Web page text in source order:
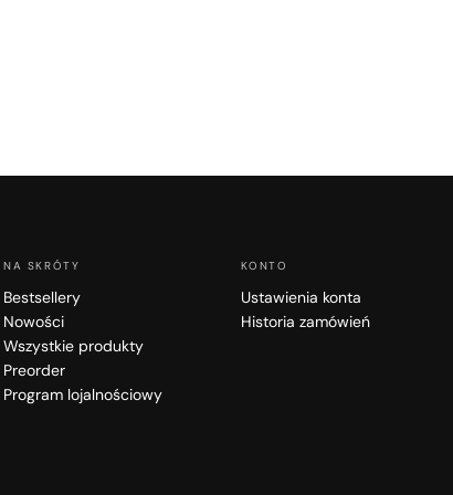
NA SKRÓTY
Bestsellery
Nowości
Wszystkie produkty
Preorder
Program lojalnościowy
KONTO
Ustawienia konta
Historia zamówień